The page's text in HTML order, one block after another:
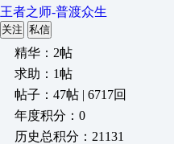
王者之师-普渡众生
关注 私信
精华：2帖
求助：1帖
帖子：47帖 | 6717回
年度积分：0
历史总积分：21131